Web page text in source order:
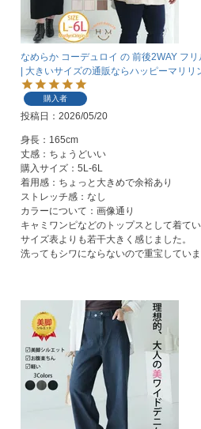
なめらか コーデュロイ の 前後2WAY フ
| 大きいサイズの通販ならハッピーマリリ
購入者
投稿日 2026/05/20
身長：165cm
丈感：ちょうどいい
購入サイズ：5L-6L
着用感：ちょっと大きめで余裕あり
ストレッチ感：なし
カラーについて：画像通り
キャミワンピなどのトップスとして着てい
サイズ表よりも若干大きく感じました。
洗ってもシワにならないので重宝していま